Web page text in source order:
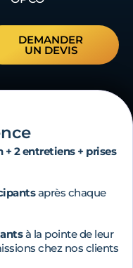
DEMANDER
UN DEVIS
2 entretiens + prises
après chaque
à la pointe de leur
chez nos clients